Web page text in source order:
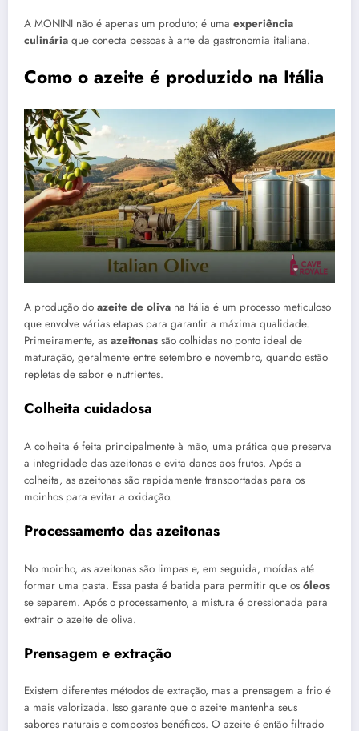
A MONINI não é apenas um produto; é uma experiência
culinária que conecta pessoas à arte da gastronomia italiana.
Como o azeite é produzido na Itália
A produção do azeite de oliva na Itália é um processo meticuloso
que envolve várias etapas para garantir a máxima qualidade.
Primeiramente, as azeitonas são colhidas no ponto ideal de
maturação, geralmente entre setembro e novembro, quando estão
repletas de sabor e nutrientes.
Colheita cuidadosa
A colheita é feita principalmente à mão, uma prática que preserva
a integridade das azeitonas e evita danos aos frutos. Após a
colheita, as azeitonas são rapidamente transportadas para os
moinhos para evitar a oxidação.
Processamento das azeitonas
No moinho, as azeitonas são limpas e, em seguida, moídas até
formar uma pasta. Essa pasta é batida para permitir que os óleos
se separem. Após o processamento, a mistura é pressionada para
extrair o azeite de oliva.
Prensagem e extração
Existem diferentes métodos de extração, mas a prensagem a frio é
a mais valorizada. Isso garante que o azeite mantenha seus
sabores naturais e compostos benéficos. O azeite é então filtrado